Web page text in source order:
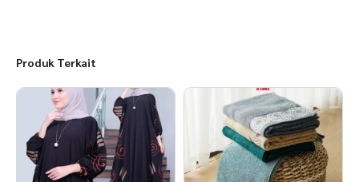
Produk Terkait